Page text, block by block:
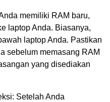
memiliki RAM baru,
laptop Anda. Biasanya,
laptop Anda. Pastikan
sebelum memasang RAM
yang disediakan
Setelah Anda